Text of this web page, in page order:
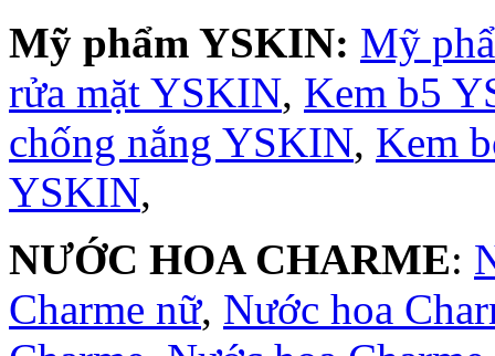
Mỹ phẩm YSKIN: Mỹ
rửa mặt YSKIN, Kem b5
chống nắng YSKIN, Kem
YSKIN,
NƯỚC HOA CHARME:
Charme nữ, Nước hoa